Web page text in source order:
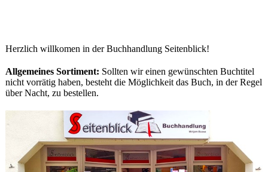
Herzlich willkomen in der Buchhandlung Seitenblick!
Allgemeines Sortiment: Sollten wir einen gewünschten Buchtitel
nicht vorrätig haben, besteht die Möglichkeit das Buch, in der Regel
über Nacht, zu bestellen.